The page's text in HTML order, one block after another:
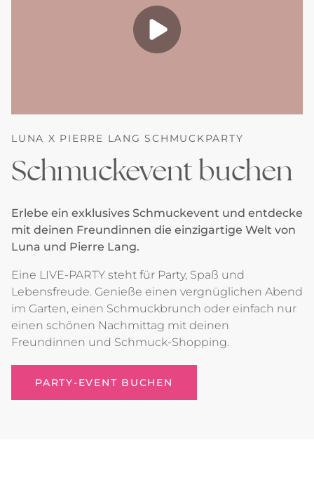
LUNA X PIERRE LANG SCHMUCKPARTY
Schmuckevent buchen
Erlebe ein exklusives Schmuckevent und entdecke
mit deinen Freundinnen die einzigartige Welt von
Luna und Pierre Lang.
Eine LIVE-PARTY steht für Party, Spaß und
Lebensfreude. Genieße einen vergnüglichen Abend
im Garten, einen Schmuckbrunch oder einfach nur
einen schönen Nachmittag mit deinen
Freundinnen und Schmuck-Shopping.
PARTY-EVENT BUCHEN